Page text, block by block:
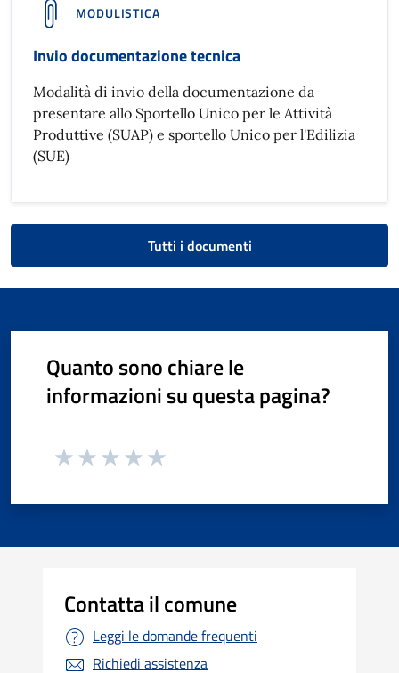
MODULISTICA
Invio documentazione tecnica
Modalità di invio della documentazione da
presentare allo Sportello Unico per le Attività
Produttive (SUAP) e sportello Unico per l'Edilizia
(SUE)
Tutti i documenti
Quanto sono chiare le
informazioni su questa pagina?
Contatta il comune
Leggi le domande frequenti
Richiedi assistenza